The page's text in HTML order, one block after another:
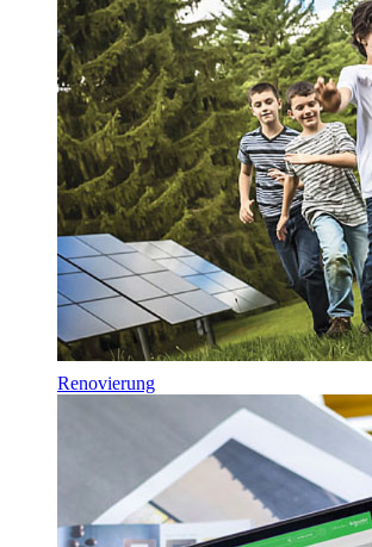
Renovierung